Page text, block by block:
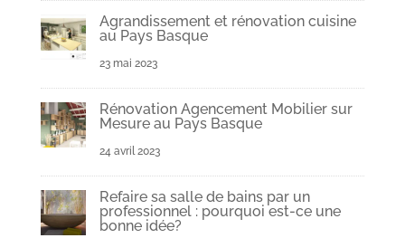
Agrandissement et rénovation cuisine
au Pays Basque
23 mai 2023
Rénovation Agencement Mobilier sur
Mesure au Pays Basque
24 avril 2023
Refaire sa salle de bains par un
professionnel : pourquoi est-ce une
bonne idée?